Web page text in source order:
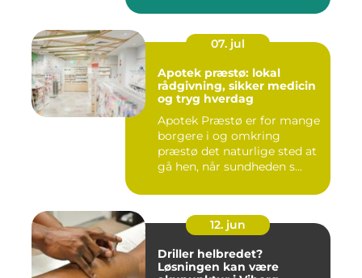
07. jul
Apotek præstø: lokal
rådgivning, sikker medicin
og tryg hverdag
Apotek Præstø er for mange
borgere i og omkring
præstø det naturlige sted at
gå hen, når sundheden s...
12. jun
Driller helbredet?
Løsningen kan være